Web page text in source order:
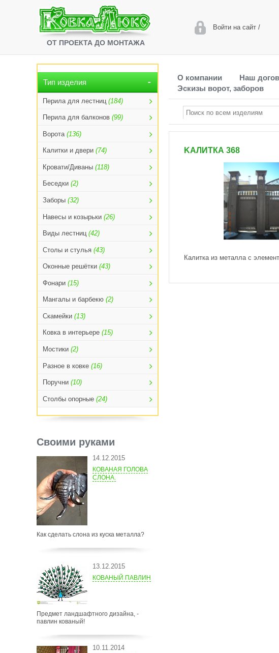
ОТ ПРОЕКТА ДО МОНТАЖА
Войти на сайт/
Тип изделия
Перила для лестниц (184)
Перила для балконов (99)
Ворота (136)
Калитки и двери (74)
Кровати/Диваны (118)
Беседки (2)
Заборы (32)
Навесы и козырьки (26)
Виды лестниц (42)
Столы и стулья (43)
Оконные решётки (43)
Фонари (15)
Мангалы и барбекю (2)
Скамейки (13)
Ковка в интерьере (15)
Мостики (2)
Разное в ковке (16)
Поручни (10)
Столбы опорные (24)
Своими руками
14.12.2015
КОВАНАЯ ГОЛОВА
СЛОНА.
Как сделать слона из куска металла?
13.12.2015
КОВАНЫЙ ПАВЛИН
Предмет ландшафтного дизайна, -
павлин кованый!
10.11.2014
О компании Наш
Эскизы ворот, заборов
KАЛИТКА 368
Калитка из металла с